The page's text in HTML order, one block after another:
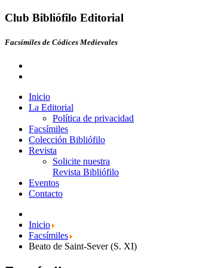
Club Bibliófilo Editorial
Facsímiles de Códices Medievales
Inicio
La Editorial
Política de privacidad
Facsímiles
Colección Bibliófilo
Revista
Solicite nuestra
Revista Bibliófilo
Eventos
Contacto
Inicio
Facsímiles
Beato de Saint-Sever (S. XI)